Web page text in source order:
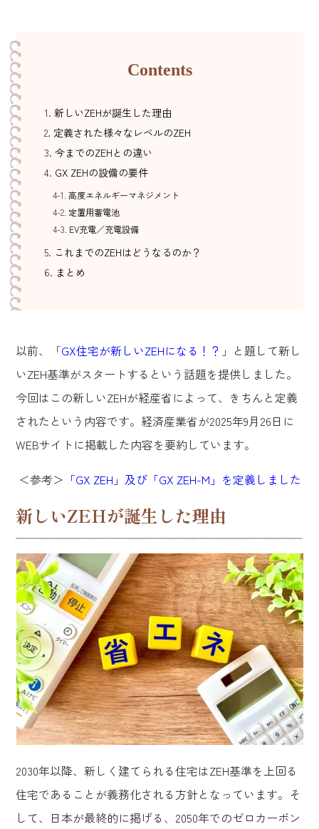
Contents
新しいZEHが誕生した理由
定義された様々なレベルのZEH
今までのZEHとの違い
GX ZEHの設備の要件
高度エネルギーマネジメント
定置用蓄電池
EV充電／充電設備
これまでのZEHはどうなるのか？
まとめ
以前、「GX住宅が新しいZEHになる！？ 」と題して新し
いZEH基準がスタートするという話題を提供しました。
今回はこの新しいZEHが経産省によって、きちんと定義
されたという内容です。経済産業省が2025年9月26日に
WEBサイトに掲載した内容を要約しています。
＜参考＞ 「GX ZEH」及び「GX ZEH-M」を定義しました
新しいZEHが誕生した理由
2030年以降、新しく建てられる住宅はZEH基準を上回る
住宅であることが義務化される方針となっています。そ
して、日本が最終的に掲げる、2050年でのゼロカーボン